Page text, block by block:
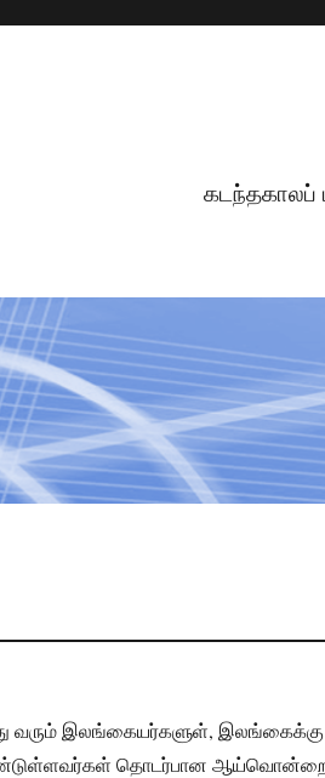
கடந்தகாலப்
வரும் இலங்கையர்களுள்,
கொண்டுள்ளவர்கள் தொடர்பான